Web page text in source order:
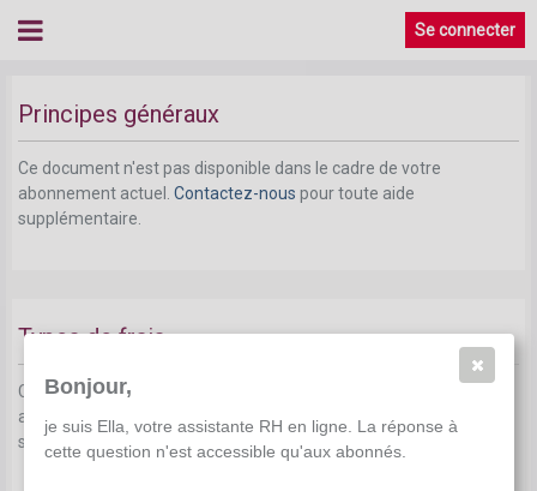
Se connecter
Principes généraux
Ce document n'est pas disponible dans le cadre de votre
abonnement actuel. Contactez-nous pour toute aide
supplémentaire.
Types de frais
Ce document n'est pas disponible dans le cadre de votre
abonnement actuel.
Contactez-nous
pour toute aide
supplémentaire.
Bonjour,
je suis Ella, votre assistante RH en ligne. La réponse à
cette question n'est accessible qu'aux abonnés.